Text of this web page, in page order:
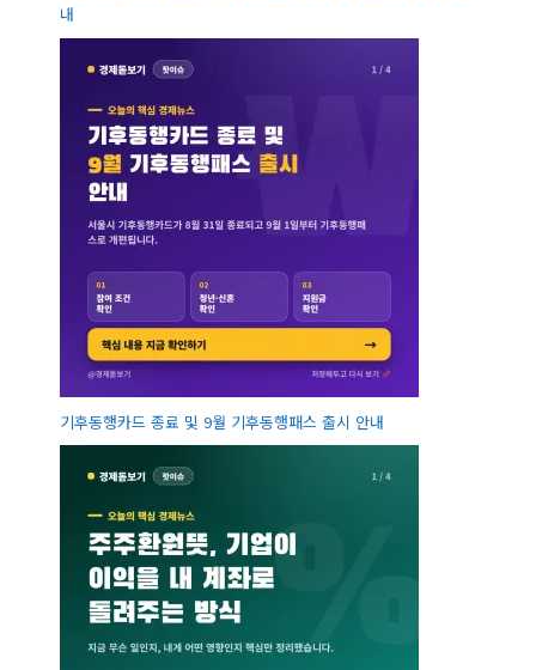
내
기후동행카드 종료 및 9월 기후동행패스 출시 안내